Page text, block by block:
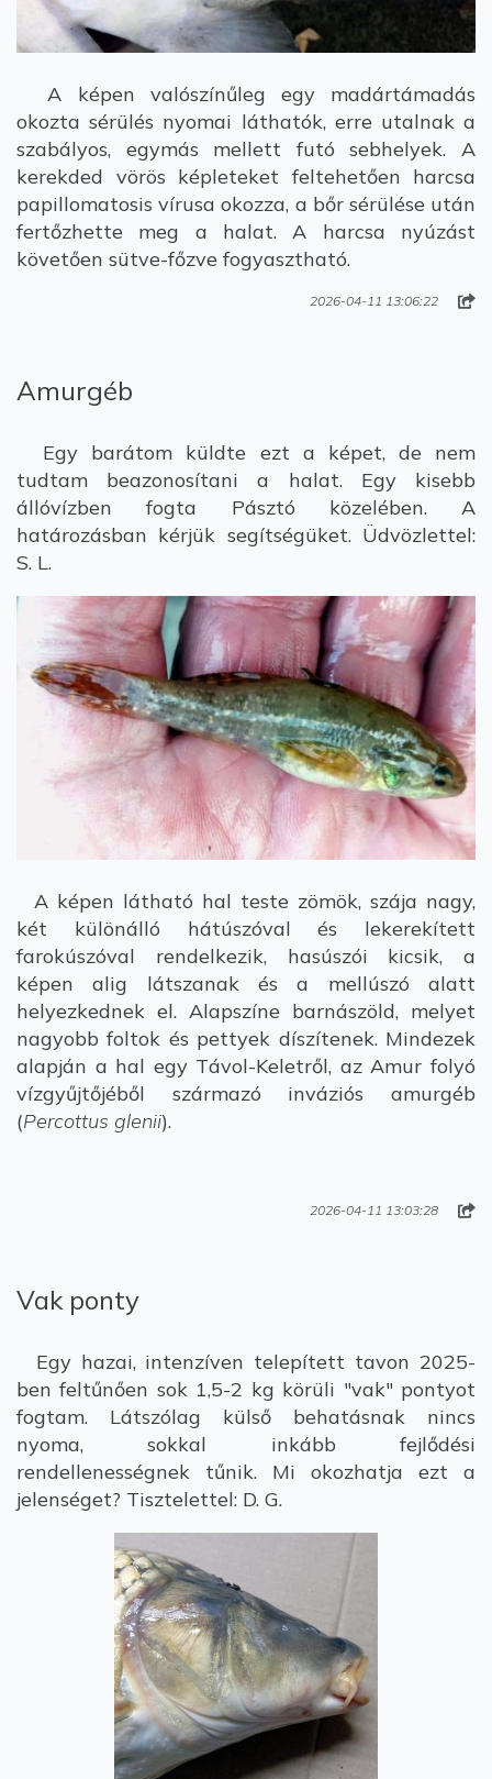
A képen valószínűleg egy madártámadás
okozta sérülés nyomai láthatók, erre utalnak a
szabályos, egymás mellett futó sebhelyek. A
kerekded vörös képleteket feltehetően harcsa
papillomatosis vírusa okozza, a bőr sérülése után
fertőzhette meg a halat. A harcsa nyúzást
követően sütve-főzve fogyasztható.
2026-04-11 13:06:22
Amurgéb
Egy barátom küldte ezt a képet, de nem
tudtam beazonosítani a halat. Egy kisebb
állóvízben fogta Pásztó közelében. A
határozásban kérjük segítségüket. Üdvözlettel:
S. L.
A képen látható hal teste zömök, szája nagy,
két különálló hátúszóval és lekerekített
farokúszóval rendelkezik, hasúszói kicsik, a
képen alig látszanak és a mellúszó alatt
helyezkednek el. Alapszíne barnászöld, melyet
nagyobb foltok és pettyek díszítenek. Mindezek
alapján a hal egy Távol-Keletről, az Amur folyó
vízgyűjtőjéből származó inváziós amurgéb
(Percottus glenii).
2026-04-11 13:03:28
Vak ponty
Egy hazai, intenzíven telepített tavon 2025-
ben feltűnően sok 1,5-2 kg körüli "vak" pontyot
fogtam. Látszólag külső behatásnak nincs
nyoma, sokkal inkább fejlődési
rendellenességnek tűnik. Mi okozhatja ezt a
jelenséget? Tisztelettel: D. G.